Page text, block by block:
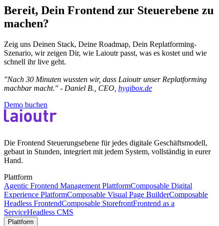
Bereit, Dein Frontend zur Steuerebene zu
machen?
Zeig uns Deinen Stack, Deine Roadmap, Dein Replatforming-
Szenario, wir zeigen Dir, wie Laioutr passt, was es kostet und wie
schnell ihr live geht.
"Nach 30 Minuten wussten wir, dass Laioutr unser Replatforming
machbar macht." - Daniel B., CEO, hygibox.de
Demo buchen
Die Frontend Steuerungsebene für jedes digitale Geschäftsmodell,
gebaut in Stunden, integriert mit jedem System, vollständig in eurer
Hand.
Plattform
Agentic Frontend Management PlattformComposable Digital
Experience PlatformComposable Visual Page BuilderComposable
Headless FrontendComposable StorefrontFrontend as a
ServiceHeadless CMS
Plattform